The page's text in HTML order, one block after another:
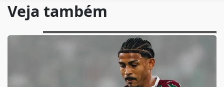
Veja também